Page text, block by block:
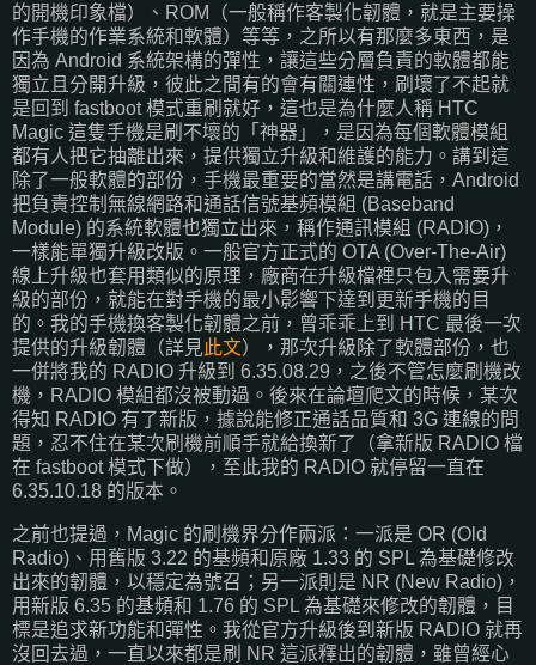
的開機印象檔）、ROM（一般稱作客製化韌體，就是主要操
作手機的作業系統和軟體）等等，之所以有那麼多東西，是
因為 Android 系統架構的彈性，讓這些分層負責的軟體都能
獨立且分開升級，彼此之間有的會有關連性，刷壞了不起就
是回到 fastboot 模式重刷就好，這也是為什麼人稱 HTC
Magic 這隻手機是刷不壞的「神器」，是因為每個軟體模組
都有人把它抽離出來，提供獨立升級和維護的能力。講到這
除了一般軟體的部份，手機最重要的當然是講電話，Android
把負責控制無線網路和通話信號基頻模組 (Baseband
Module) 的系統軟體也獨立出來，稱作通訊模組 (RADIO)，
一樣能單獨升級改版。一般官方正式的 OTA (Over-The-Air)
線上升級也套用類似的原理，廠商在升級檔裡只包入需要升
級的部份，就能在對手機的最小影響下達到更新手機的目
的。我的手機換客製化韌體之前，曾乖乖上到 HTC 最後一次
提供的升級韌體（詳見此文），那次升級除了軟體部份，也
一併將我的 RADIO 升級到 6.35.08.29，之後不管怎麼刷機改
機，RADIO 模組都沒被動過。後來在論壇爬文的時候，某次
得知 RADIO 有了新版，據說能修正通話品質和 3G 連線的問
題，忍不住在某次刷機前順手就給換新了（拿新版 RADIO 檔
在 fastboot 模式下做），至此我的 RADIO 就停留一直在
6.35.10.18 的版本。
之前也提過，Magic 的刷機界分作兩派：一派是 OR (Old
Radio)、用舊版 3.22 的基頻和原廠 1.33 的 SPL 為基礎修改
出來的韌體，以穩定為號召；另一派則是 NR (New Radio)，
用新版 6.35 的基頻和 1.76 的 SPL 為基礎來修改的韌體，目
標是追求新功能和彈性。我從官方升級後到新版 RADIO 就再
沒回去過，一直以來都是刷 NR 這派釋出的韌體，雖曾經心